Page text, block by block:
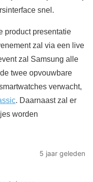
snel.
product presentatie
zal via een live
zal Samsung alle
twee opvouwbare
verwacht,
. Daarnaast zal er
worden
5 jaar geleden